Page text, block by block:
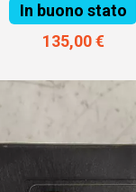
In buono stato
135,00 €